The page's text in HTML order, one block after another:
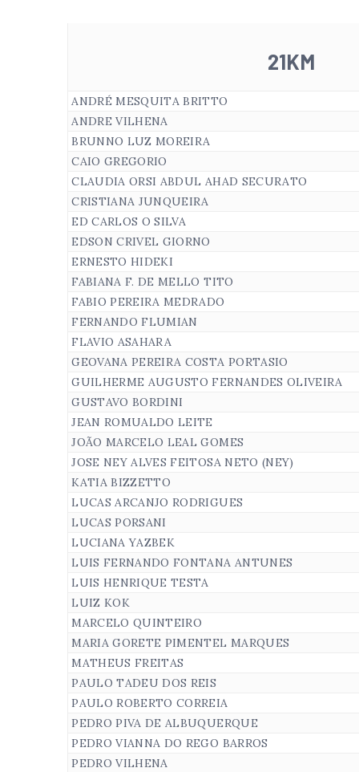
21KM
ANDRÉ MESQUITA BRITTO
ANDRE VILHENA
BRUNNO LUZ MOREIRA
CAIO GREGORIO
CLAUDIA ORSI ABDUL AHAD SECURATO
CRISTIANA JUNQUEIRA
ED CARLOS O SILVA
EDSON CRIVEL GIORNO
ERNESTO HIDEKI
FABIANA F. DE MELLO TITO
FABIO PEREIRA MEDRADO
FERNANDO FLUMIAN
FLAVIO ASAHARA
GEOVANA PEREIRA COSTA PORTASIO
GUILHERME AUGUSTO FERNANDES OLIVEIRA
GUSTAVO BORDINI
JEAN ROMUALDO LEITE
JOÃO MARCELO LEAL GOMES
JOSE NEY ALVES FEITOSA NETO (NEY)
KATIA BIZZETTO
LUCAS ARCANJO RODRIGUES
LUCAS PORSANI
LUCIANA YAZBEK
LUIS FERNANDO FONTANA ANTUNES
LUIS HENRIQUE TESTA
LUIZ KOK
MARCELO QUINTEIRO
MARIA GORETE PIMENTEL MARQUES
MATHEUS FREITAS
PAULO TADEU DOS REIS
PAULO ROBERTO CORREIA
PEDRO PIVA DE ALBUQUERQUE
PEDRO VIANNA DO REGO BARROS
PEDRO VILHENA